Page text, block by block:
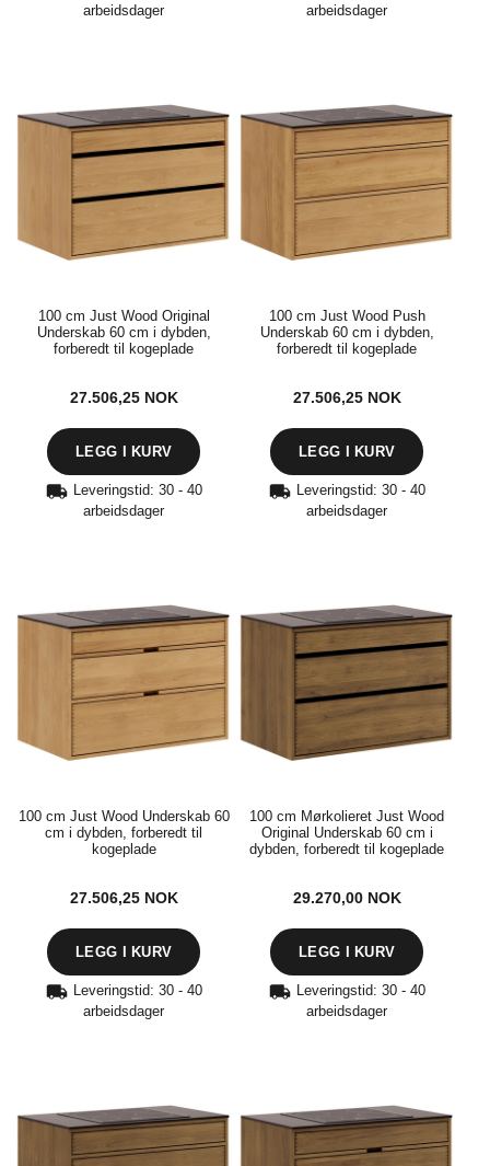
arbeidsdager
100 cm Just Wood Original
Underskab 60 cm i dybden,
forberedt til kogeplade
27.506,25 NOK
arbeidsdager
100 cm Just Wood Push
Underskab 60 cm i dybden,
forberedt til kogeplade
27.506,25 NOK
Leveringstid: 30 - 40
arbeidsdager
100 cm Just Wood Underskab 60
cm i dybden, forberedt til
kogeplade
27.506,25 NOK
Leveringstid: 30 - 40
arbeidsdager
100 cm Mørkolieret Just Wood
Original Underskab 60 cm i
dybden, forberedt til kogeplade
29.270,00 NOK
Leveringstid: 30 - 40
arbeidsdager
Leveringstid: 30 - 40
arbeidsdager